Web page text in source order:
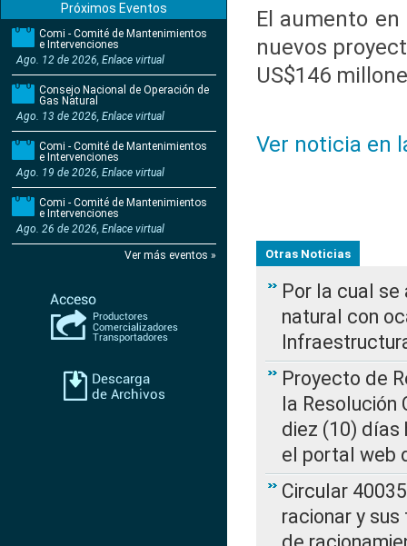
Próximos Eventos
Comi - Comité de Mantenimientos
e Intervenciones
Ago. 12 de 2026, Enlace virtual
Consejo Nacional de Operación de
Gas Natural
Ago. 13 de 2026, Enlace virtual
Comi - Comité de Mantenimientos
e Intervenciones
Ago. 19 de 2026, Enlace virtual
Comi - Comité de Mantenimientos
e Intervenciones
Ago. 26 de 2026, Enlace virtual
Ver más eventos »
El aumento
nuevos
US$146
Ver noticia en
Otras Noticias
Por la cual
natural con
Proyecto de
la Resolución
diez (10) días
el portal web
Circular
racionar y